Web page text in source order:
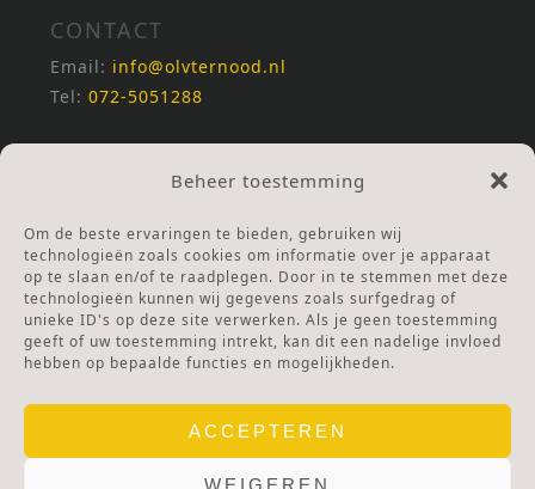
Beheer toestemming
Om de beste ervaringen te bieden, gebruiken wij
technologieën zoals cookies om informatie over je apparaat
op te slaan en/of te raadplegen. Door in te stemmen met deze
technologieën kunnen wij gegevens zoals surfgedrag of
unieke ID's op deze site verwerken. Als je geen toestemming
geeft of uw toestemming intrekt, kan dit een nadelige invloed
hebben op bepaalde functies en mogelijkheden.
ACCEPTEREN
WEIGEREN
CONTACT
Email: info@olvternood.nl
Tel:072-5051288
REKENINGNUMMERS
NL25INGB0000672168
Ga naar Doneren
ANBI Stichting
RSIN nummer:002832987